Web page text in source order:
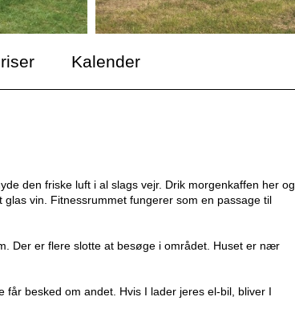
Kalender
den friske luft i al slags vejr. Drik morgenkaffen her og
vin. Fitnessrummet fungerer som en passage til
Der er flere slotte at besøge i området. Huset er nær
besked om andet. Hvis I lader jeres el-bil, bliver I